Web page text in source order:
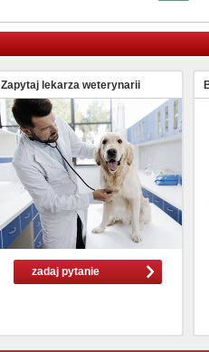
Zapytaj lekarza weterynarii
zadaj pytanie